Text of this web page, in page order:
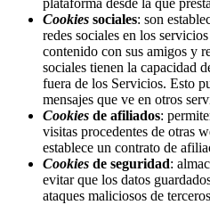
plataforma desde la que
Cookies sociales: son
redes sociales en los
contenido con sus amigos y
sociales tienen la capacidad
fuera de los Servicios. Esto
mensajes que ve en otros
Cookies de afiliados:
visitas procedentes de otras
establece un contrato de
Cookies de seguridad:
evitar que los datos
ataques maliciosos de